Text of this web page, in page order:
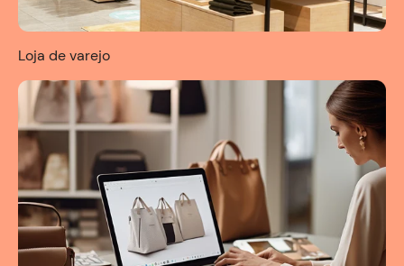
Loja de varejo